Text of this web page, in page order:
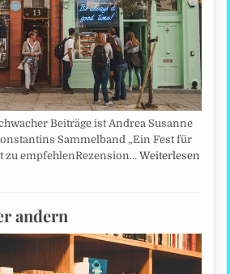
Beiträge ist Andrea Susanne
Sammelband „Ein Fest für
zu empfehlenRezension…Weiterlesen
andern